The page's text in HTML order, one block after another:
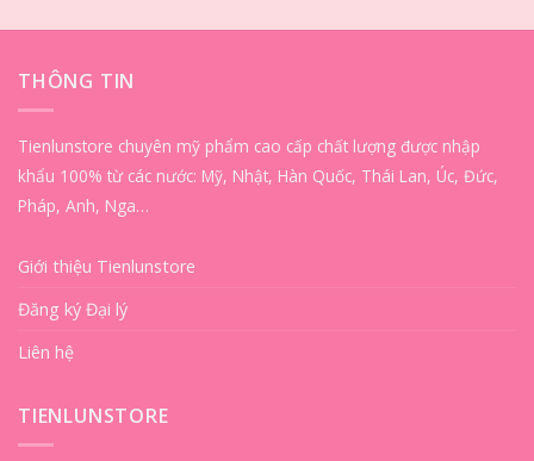
THÔNG TIN
Tienlunstore chuyên mỹ phẩm cao cấp chất lượng được nhập
khẩu 100% từ các nước: Mỹ, Nhật, Hàn Quốc, Thái Lan, Úc, Đức,
Pháp, Anh, Nga…
Giới thiệu Tienlunstore
Đăng ký Đại lý
Liên hệ
TIENLUNSTORE